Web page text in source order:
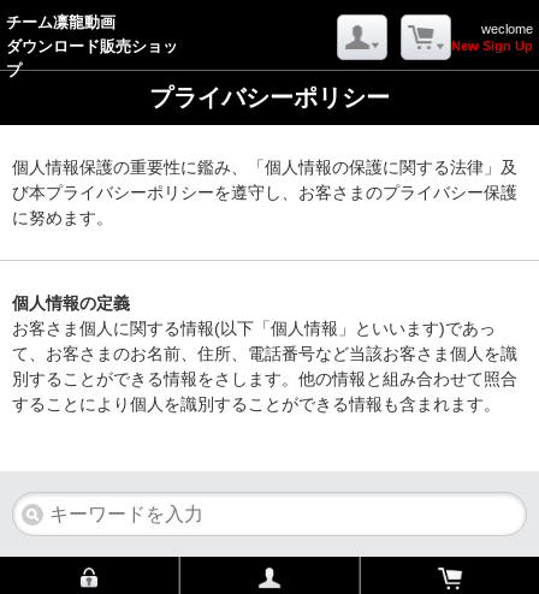
チーム凛龍動画
ダウンロード販売ショッ
プ
weclome
New Sign Up
プライバシーポリシー
個人情報保護の重要性に鑑み、「個人情報の保護に関する法律」及
び本プライバシーポリシーを遵守し、お客さまのプライバシー保護
に努めます。
個人情報の定義
お客さま個人に関する情報(以下「個人情報」といいます)であっ
て、お客さまのお名前、住所、電話番号など当該お客さま個人を識
別することができる情報をさします。他の情報と組み合わせて照合
することにより個人を識別することができる情報も含まれます。